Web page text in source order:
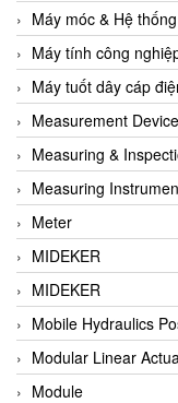
BamBo Vietnam
Barel Vietnam
Barksdale
Bartec
Basco
Baumer
Baumuller Vietnam
Baykee
BBC Bircher Smart
BCS ITALY
BEA SENSORS
Beacon Extender
Máy móc & Hệ thống
Máy tính công
Máy tuốt dây cáp
Measurement
Measuring &
Measuring
Meter
MIDEKER
MIDEKER
Mobile Hydraulics
Modular Linear
Module